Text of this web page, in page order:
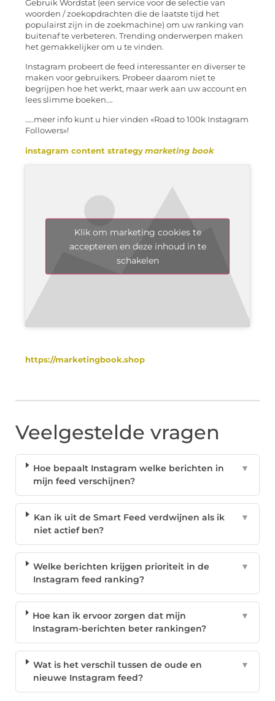
Gebruik Wordstat (een service voor de selectie van
woorden / zoekopdrachten die de laatste tijd het
populairst zijn in de zoekmachine) om uw ranking van
buitenaf te verbeteren. Trending onderwerpen maken
het gemakkelijker om u te vinden.
Instagram probeert de feed interessanter en diverser te
maken voor gebruikers. Probeer daarom niet te
begrijpen hoe het werkt, maar werk aan uw account en
lees slimme boeken….
…..meer info kunt u hier vinden «Road to 100k Instagram
Followers»!
instagram content strategy marketing book
Klik om marketing cookies te
accepteren en deze inhoud in te
schakelen
https://marketingbook.shop
Veelgestelde vragen
Hoe bepaalt Instagram welke berichten in
mijn feed verschijnen?
▼
Kan ik uit de Smart Feed verdwijnen als ik
niet actief ben?
▼
Welke berichten krijgen prioriteit in de
Instagram feed ranking?
▼
Hoe kan ik ervoor zorgen dat mijn
Instagram-berichten beter rankingen?
▼
Wat is het verschil tussen de oude en
nieuwe Instagram feed?
▼